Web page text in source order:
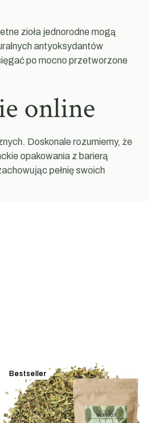
zioła jednorodne mogą
antyoksydantów
po mocno przetworzone
online
Doskonale rozumiemy, że
opakowania z barierą
pełnię swoich
Bestseller